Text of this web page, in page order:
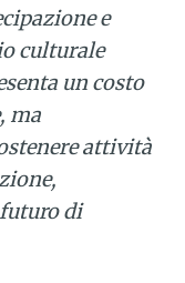
e
culturale
un costo
ma
attività
di